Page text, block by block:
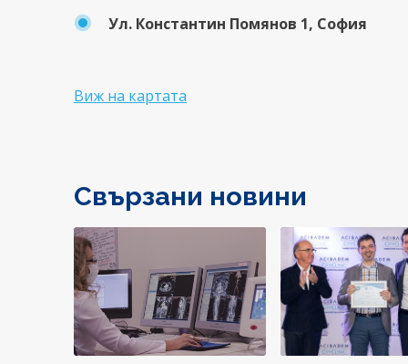
Ул. Константин Помянов 1, София
Виж на картата
Свързани новини